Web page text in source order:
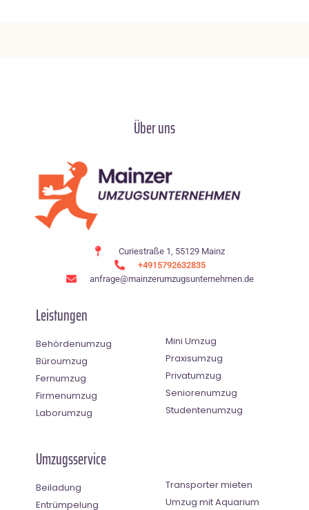
Über uns
Curiestraße 1, 55129 Mainz
+4915792632835
anfrage@mainzerumzugsunternehmen.de
Leistungen
Behördenumzug
Büroumzug
Fernumzug
Firmenumzug
Laborumzug
Mini Umzug
Praxisumzug
Privatumzug
Seniorenumzug
Studentenumzug
Umzugsservice
Beiladung
Entrümpelung
Transporter mieten
Umzug mit Aquarium